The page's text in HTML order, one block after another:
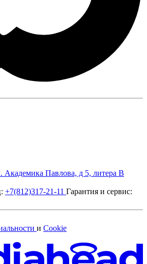
Академика Павлова, д 5, литера В
+7(812)317-21-11 Гарантия и сервис:
и Cookie